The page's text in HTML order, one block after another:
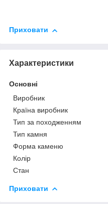
Приховати
Характеристики
Основні
Виробник
Країна виробник
Тип за походженням
Тип камня
Форма каменю
Колір
Стан
Приховати